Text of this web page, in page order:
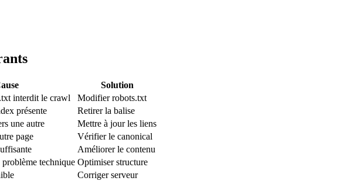
Solution
interdit le crawl
Modifier robots.txt
présente
Retirer la balise
une autre
Mettre à jour les liens
page
Vérifier le canonical
Améliorer le contenu
technique Optimiser structure
Corriger serveur